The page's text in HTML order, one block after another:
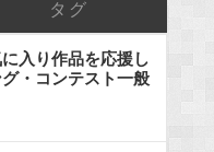
タグ
入り作品を応援し
・コンテスト一般